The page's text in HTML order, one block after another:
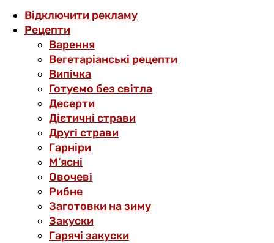
Відключити рекламу
Рецепти
Варення
Вегетаріанські рецепти
Випічка
Готуємо без світла
Десерти
Дієтичні страви
Другі страви
Гарніри
М’ясні
Овочеві
Рибне
Заготовки на зиму
Закуски
Гарячі закуски